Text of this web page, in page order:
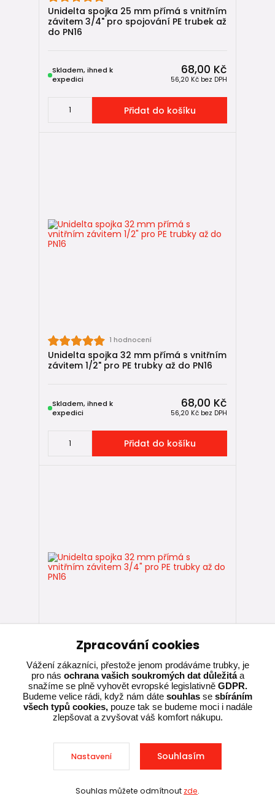
Unidelta spojka 25 mm přímá s vnitřním
závitem 3/4" pro spojování PE trubek až
do PN16
68,00 Kč
56,20 Kč bez DPH
Skladem, ihned k
expedici
Přidat do košíku
1 hodnocení
Unidelta spojka 32 mm přímá s vnitřním
závitem 1/2" pro PE trubky až do PN16
68,00 Kč
56,20 Kč bez DPH
Skladem, ihned k
expedici
Přidat do košíku
1 hodnocení
Unidelta spojka 32 mm přímá s vnitřním
závitem 3/4" pro PE trubky až do PN16
56,20 Kčbez DPH
expedici
Sleva při nákupu nad 10 000 Kč
Zpracování cookies
Vážení zákazníci, přestože jenom prodáváme trubky, je
pro nás ochrana vašich soukromých dat důležitáa
snažíme se plně vyhovět evropské legislativně GDPR.
Budeme velice rádi, když nám dáte souhlas se sbíráním
všech typů cookies,pouze tak se budeme moci i nadále
zlepšovat a zvyšovat váš komfort nákupu.
Nastavení Souhlasím
Souhlas můžete odmítnout zde.